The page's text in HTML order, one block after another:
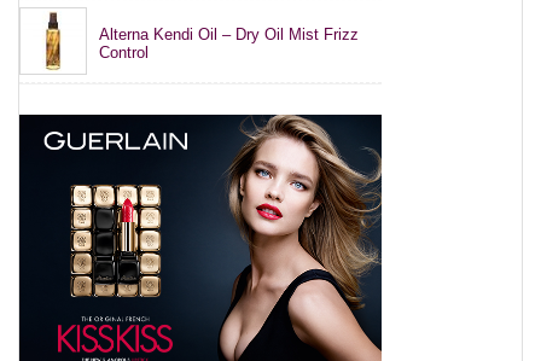
Alterna Kendi Oil – Dry Oil Mist Frizz
Control